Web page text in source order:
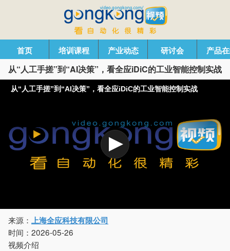
首页 培训课程 产业动态 研讨会 产品
从“人工手搓”到“AI决策”，看全应iDiC的工业智能控制实战
从“人工手搓”到“AI决策”，看全应iDiC的工业智能控制实战
来源： 上海全应科技有限公司
时间： 2026-05-26
视频介绍